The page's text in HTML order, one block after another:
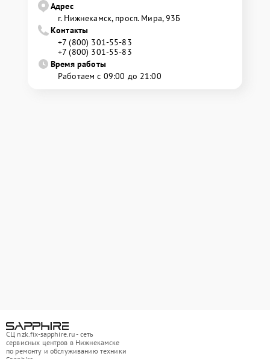
Адрес
г. Нижнекамск, просп. Мира, 93Б
Контакты
+7 (800) 301-55-83
+7 (800) 301-55-83
Время работы
Работаем с 09:00 до 21:00
СЦ nzk.fix-sapphire.ru - сеть
сервисных центров в Нижнекамске
по ремонту и обслуживанию техники